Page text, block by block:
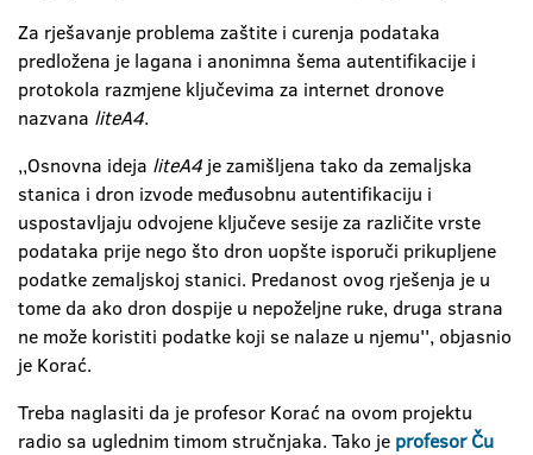
Za rješavanje problema zaštite i curenja podataka
predložena je lagana i anonimna šema autentifikacije i
protokola razmjene ključevima za internet dronove
nazvana liteA4.
,,Osnovna ideja liteA4 je zamišljena tako da zemaljska
stanica i dron izvode međusobnu autentifikaciju i
uspostavljaju odvojene ključeve sesije za različite vrste
podataka prije nego što dron uopšte isporuči prikupljene
podatke zemaljskoj stanici. Predanost ovog rješenja je u
tome da ako dron dospije u nepoželjne ruke, druga strana
ne može koristiti podatke koji se nalaze u njemu'', objasnio
je Korać.
Treba naglasiti da je profesor Korać na ovom projektu
radio sa uglednim timom stručnjaka. Tako je profesor Ču